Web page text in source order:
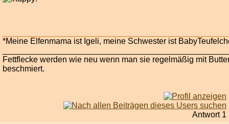
*Meine Elfenmama ist Igeli, meine Schwester ist
Fettflecke werden wie neu wenn man sie regelmäßig mit
beschmiert.
Antwort 1